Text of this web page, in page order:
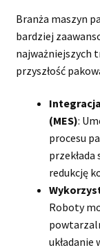
Branża maszyn
bardziej
najważniejszych
przyszłość
(MES):
procesu
redukcję
Roboty